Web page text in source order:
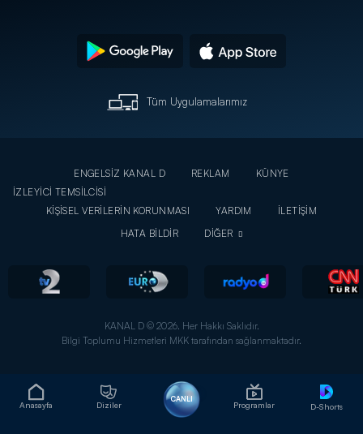
Anasayfa Diziler
CANLI
Programlar D-Shorts
Tüm Uygulamalarımız
ENGELSİZ KANAL D REKLAM
KÜNYE
İZLEYİCİ TEMSİLCİSİ
KİŞİSEL VERİLERİN KORUNMASI
YARDIM
İLETİŞİM
HATA BİLDİR
DİĞER
KANAL D © 2026. Her Hakkı Saklıdır.
Bilgi Toplumu Hizmetleri MKK tarafından sağlanmaktadır.